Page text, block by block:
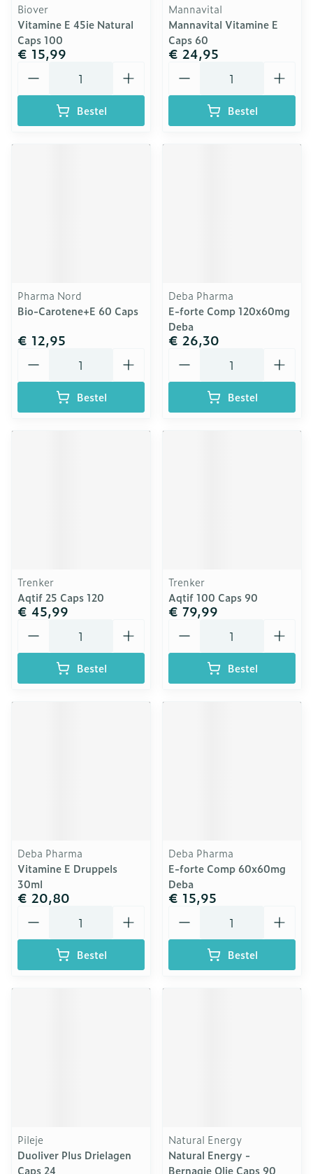
Biover
Vitamine E 45ie Natural
Caps 100
€ 15,99
Bestel
Mannavital
Mannavital Vitamine E
Caps 60
€ 24,95
Bestel
Pharma Nord
Bio-Carotene+E 60 Caps
€ 12,95
Bestel
Deba Pharma
E-forte Comp 120x60mg
Deba
€ 26,30
Bestel
Trenker
Aqtif 25 Caps 120
€ 45,99
Bestel
Trenker
Aqtif 100 Caps 90
€ 79,99
Bestel
Deba Pharma
Vitamine E Druppels
30ml
€ 20,80
Bestel
Deba Pharma
E-forte Comp 60x60mg
Deba
€ 15,95
Bestel
Pileje
Duoliver Plus Drielagen
Caps 24
Natural Energy
Natural Energy -
Bernagie Olie Caps 90